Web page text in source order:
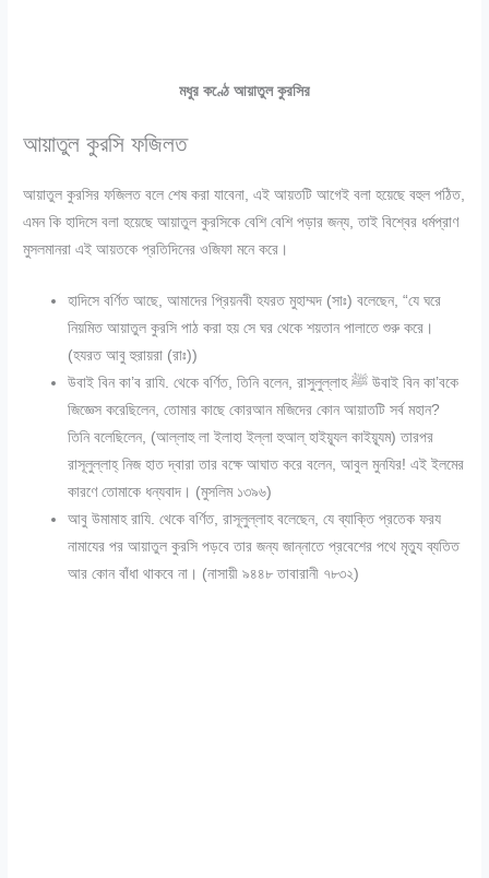
মধুর কণ্ঠে আয়াতুল কুরসির
আয়াতুল কুরসি ফজিলত
আয়াতুল কুরসির ফজিলত বলে শেষ করা যাবেনা, এই আয়তটি আগেই বলা হয়েছে বহুল পঠিত,
এমন কি হাদিসে বলা হয়েছে আয়াতুল কুরসিকে বেশি বেশি পড়ার জন্য, তাই বিশ্বের ধর্মপ্রাণ
মুসলমানরা এই আয়তকে প্রতিদিনের ওজিফা মনে করে।
হাদিসে বর্ণিত আছে, আমাদের প্রিয়নবী হযরত মুহাম্মদ (সাঃ) বলেছেন, “যে ঘরে
নিয়মিত আয়াতুল কুরসি পাঠ করা হয় সে ঘর থেকে শয়তান পালাতে শুরু করে।
(হযরত আবু হুরায়রা (রাঃ))
উবাই বিন কা’ব রাযি. থেকে বর্ণিত, তিনি বলেন, রাসুলুল্লাহ ﷺ উবাই বিন কা’বকে
জিজ্ঞেস করেছিলেন, তোমার কাছে কোরআন মজিদের কোন আয়াতটি সর্ব মহান?
তিনি বলেছিলেন, (আল্লাহু লা ইলাহা ইল্লা হুআল্ হাইয়্যূল কাইয়্যূম) তারপর
রাসূলুল্লাহ্ নিজ হাত দ্বারা তার বক্ষে আঘাত করে বলেন, আবুল মুনযির! এই ইলমের
কারণে তোমাকে ধন্যবাদ। (মুসলিম ১৩৯৬)
আবু উমামাহ রাযি. থেকে বর্ণিত, রাসূলুল্লাহ বলেছেন, যে ব্যাক্তি প্রতেক ফরয
নামাযের পর আয়াতুল কুরসি পড়বে তার জন্য জান্নাতে প্রবেশের পথে মৃত্যু ব্যতিত
আর কোন বাঁধা থাকবে না। (নাসায়ী ৯৪৪৮ তাবারানী ৭৮৩২)